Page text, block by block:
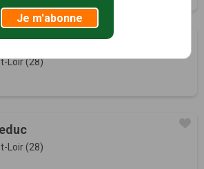
Loir (28)
Loir (28)
Je m'abonne